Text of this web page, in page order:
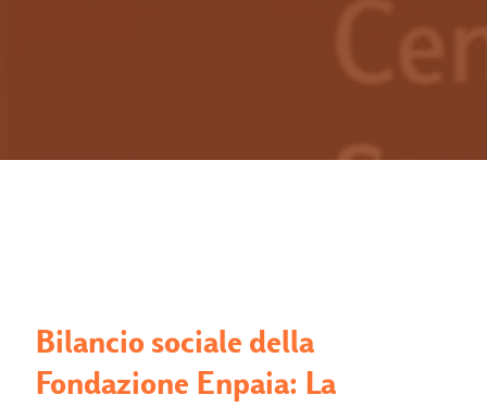
Bilancio sociale della
Fondazione Enpaia: La